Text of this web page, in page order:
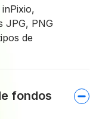
JPG, PNG
de
fondos